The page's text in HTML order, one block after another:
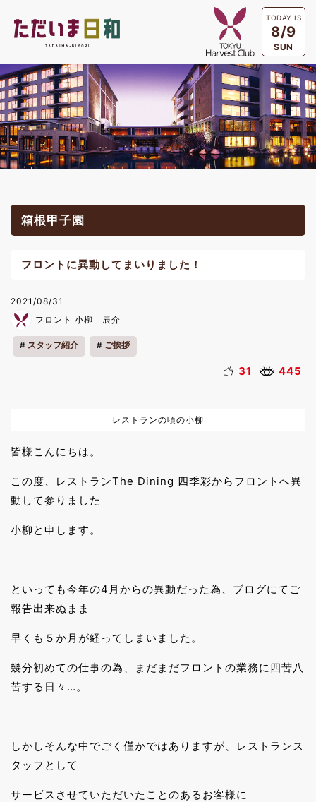
TODAY IS
8/9
SUN
箱根甲子園
フロントに異動してまいりました！
2021/08/31
フロント 小柳 辰介
スタッフ紹介 ご挨拶
31 445
レストランの頃の小柳
皆様こんにちは。
この度、レストランThe Dining 四季彩からフロントへ異
動して参りました
小柳と申します。
といっても今年の4月からの異動だった為、ブログにてご
報告出来ぬまま
早くも５か月が経ってしまいました。
幾分初めての仕事の為、まだまだフロントの業務に四苦八
苦する日々…。
しかしそんな中でごく僅かではありますが、レストランス
タッフとして
サービスさせていただいたことのあるお客様に